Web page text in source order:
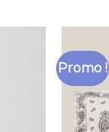
Promo !